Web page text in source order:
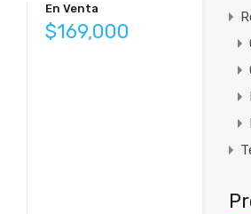
En Venta
$169,000